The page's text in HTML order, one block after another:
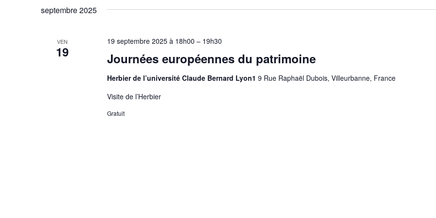
septembre 2025
VEN
19 Journées européennes du patrimoine
19 septembre 2025 à 18h00 – 19h30
Herbier de l’université Claude Bernard Lyon1 9 Rue Raphaël Dubois, Villeurbanne, France
Visite de l’Herbier
Gratuit